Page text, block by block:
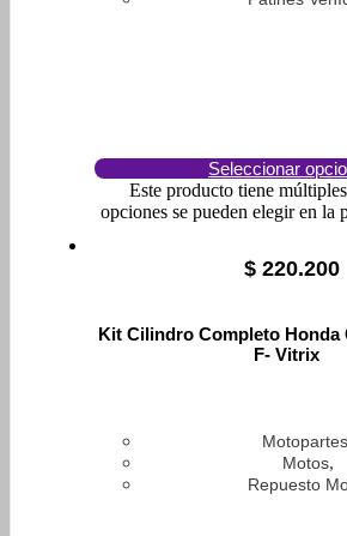
Seleccionar
Este producto tiene
opciones se pueden elegir en la
$ 220.200
Kit Cilindro Completo Honda
F- Vitrix
Motopartes
Motos,
Repuesto